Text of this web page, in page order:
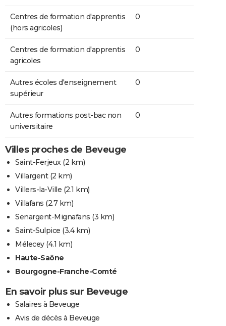
Centres de formation d'apprentis
(hors agricoles)
0
Centres de formation d'apprentis
agricoles
0
Autres écoles d'enseignement
supérieur
0
Autres formations post-bac non
universitaire
0
Villes proches de Beveuge
Saint-Ferjeux(2 km)
Villargent(2 km)
Villers-la-Ville (2.1 km)
Villafans (2.7 km)
Senargent-Mignafans (3 km)
Saint-Sulpice (3.4 km)
Mélecey(4.1 km)
Haute-Saône
Bourgogne-Franche-Comté
En savoir plus sur Beveuge
Salaires à Beveuge
Avis de décès à Beveuge